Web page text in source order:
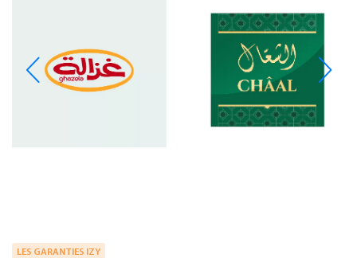
LES GARANTIES IZY